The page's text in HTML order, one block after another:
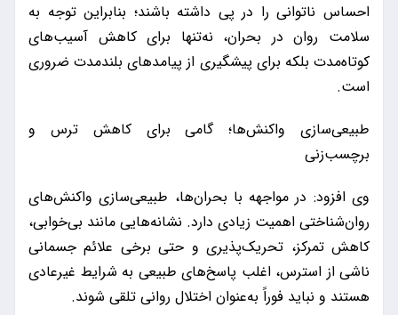
احساس ناتوانی را در پی داشته باشند؛ بنابراین توجه به
سلامت روان در بحران، نه‌تنها برای کاهش آسیب‌های
کوتاه‌مدت بلکه برای پیشگیری از پیامدهای بلندمدت ضروری
است.
طبیعی‌سازی واکنش‌ها؛ گامی برای کاهش ترس و
برچسب‌زنی
وی افزود: در مواجهه با بحران‌ها، طبیعی‌سازی واکنش‌های
روان‌شناختی اهمیت زیادی دارد. نشانه‌هایی مانند بی‌خوابی،
کاهش تمرکز، تحریک‌پذیری و حتی برخی علائم جسمانی
ناشی از استرس، اغلب پاسخ‌های طبیعی به شرایط غیرعادی
هستند و نباید فوراً به‌عنوان اختلال روانی تلقی شوند.